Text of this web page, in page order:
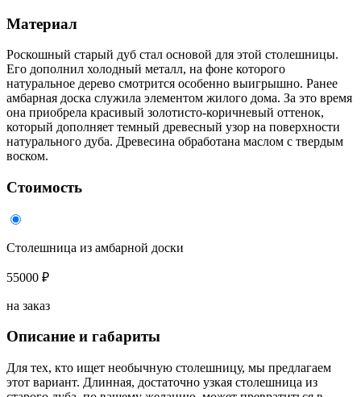
Материал
Роскошный старый дуб стал основой для этой столешницы.
Его дополнил холодный металл, на фоне которого
натуральное дерево смотрится особенно выигрышно. Ранее
амбарная доска служила элементом жилого дома. За это время
она приобрела красивый золотисто-коричневый оттенок,
который дополняет темный древесный узор на поверхности
натурального дуба. Древесина обработана маслом с твердым
воском.
Стоимость
Столешница из амбарной доски
55000 ₽
на заказ
Описание и габариты
Для тех, кто ищет необычную столешницу, мы предлагаем
этот вариант. Длинная, достаточно узкая столешница из